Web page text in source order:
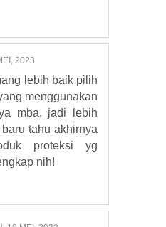
2023
lebih baik pilih
menggunakan
mba, jadi lebih
tahu akhirnya
proteksi yg
nih!